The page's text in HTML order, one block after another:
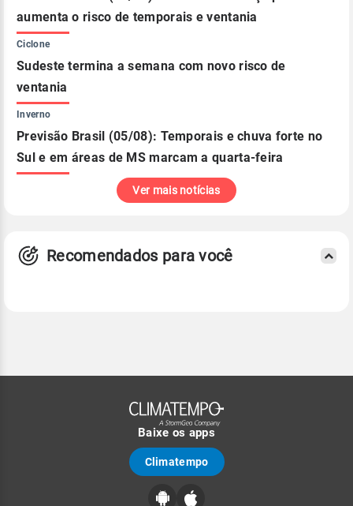
aumenta o risco de temporais e ventania
Ciclone
Sudeste termina a semana com novo risco de
ventania
Inverno
Previsão Brasil (05/08): Temporais e chuva forte no
Sul e em áreas de MS marcam a quarta-feira
Ver mais notícias
Recomendados para você
Baixe os apps
Climatempo